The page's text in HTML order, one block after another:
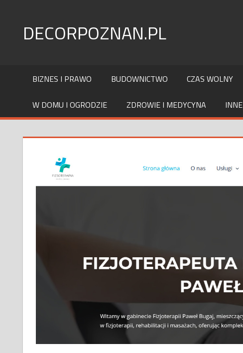
contentDECORPOZNAN.PL
BIZNES I PRAWO BUDOWNICTWO CZAS WOLNY
W DOMU I OGRODZIE ZDROWIE I MEDYCYNA INNE